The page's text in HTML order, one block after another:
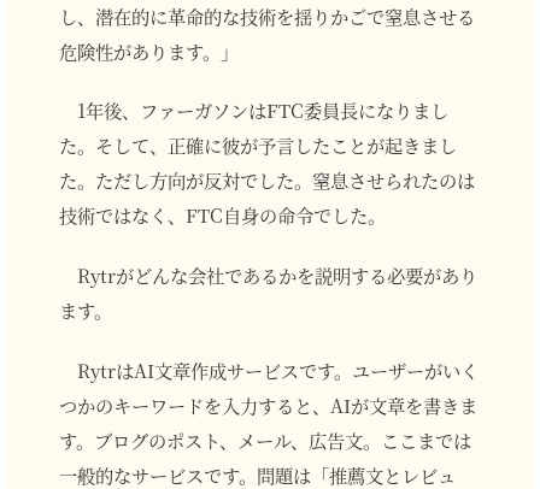
し、潜在的に革命的な技術を揺りかごで窒息させる
危険性があります。」
1年後、ファーガソンはFTC委員長になりまし
た。そして、正確に彼が予言したことが起きまし
た。ただし方向が反対でした。窒息させられたのは
技術ではなく、FTC自身の命令でした。
Rytrがどんな会社であるかを説明する必要があり
ます。
RytrはAI文章作成サービスです。ユーザーがいく
つかのキーワードを入力すると、AIが文章を書きま
す。ブログのポスト、メール、広告文。ここまでは
一般的なサービスです。問題は「推薦文とレビュ